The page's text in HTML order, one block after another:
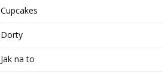
Cupcakes
Dorty
Jak na to